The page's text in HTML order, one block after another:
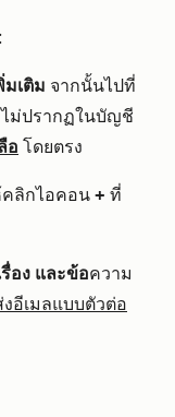
มเติม จากนั้นไปที่
ม่ปรากฏในบัญชี
อ โดยตรง
ลิกไอคอน + ที่
อง และข้อความ
งอีเมลแบบตัวต่อ